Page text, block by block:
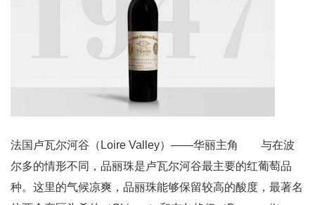
法国卢瓦尔河谷（Loire Valley）——华丽主角 与在波
尔多的情形不同，品丽珠是卢瓦尔河谷最主要的红葡萄品
种。这里的气候凉爽，品丽珠能够保留较高的酸度，最著名